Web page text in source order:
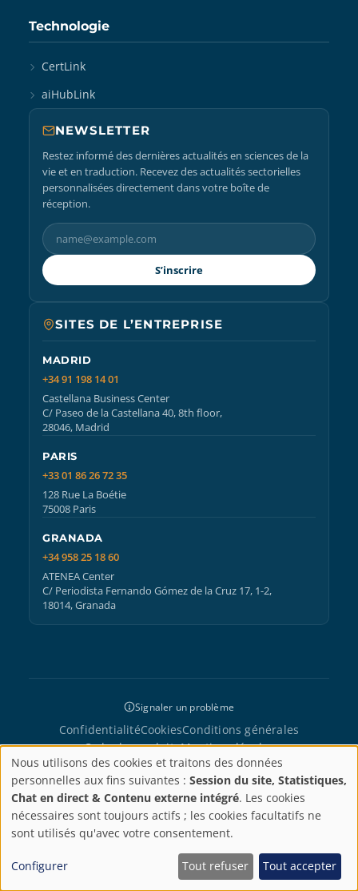
Technologie
CertLink
aiHubLink
NEWSLETTER
Restez informé des dernières actualités en sciences de la
vie et en traduction. Recevez des actualités sectorielles
personnalisées directement dans votre boîte de
réception.
S’inscrire
SITES DE L’ENTREPRISE
MADRID
+34 91 198 14 01
Castellana Business Center
C/ Paseo de la Castellana 40, 8th floor,
28046, Madrid
PARIS
+33 01 86 26 72 35
128 Rue La Boétie
75008 Paris
GRANADA
+34 958 25 18 60
ATENEA Center
C/ Periodista Fernando Gómez de la Cruz 17, 1-2,
18014, Granada
Signaler un problème
ConfidentialitéCookiesConditions générales
Code de conduiteMentions légales
© 2002–2026 AbroadLink Translations, S.L. Tous droits réservés. ·
TVA : ESB18612895
Paramètres
de
confidentialité
Nous utilisons des cookies et traitons des données
personnelles aux fins suivantes : Session du site, Statistiques,
Chat en direct & Contenu externe intégré. Les cookies
nécessaires sont toujours actifs ; les cookies facultatifs ne
sont utilisés qu'avec votre consentement.
Configurer Tout refuser Tout accepter